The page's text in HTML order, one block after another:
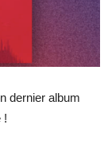
dernier album
!